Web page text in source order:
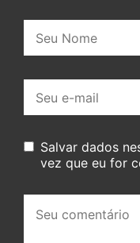
mail:
Salvar dados
vez que eu for
comentário: